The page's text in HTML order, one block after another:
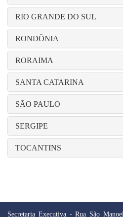
RIO GRANDE DO SUL
RONDÔNIA
RORAIMA
SANTA CATARINA
SÃO PAULO
SERGIPE
TOCANTINS
Secretaria Executiva - Rua São